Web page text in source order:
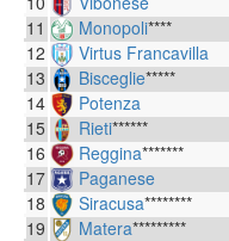
11
Monopoli****
12
Virtus Francavilla
13
Bisceglie*****
14
Potenza
15
Rieti******
16
Reggina*******
17
Paganese
18
Siracusa********
19
Matera*********